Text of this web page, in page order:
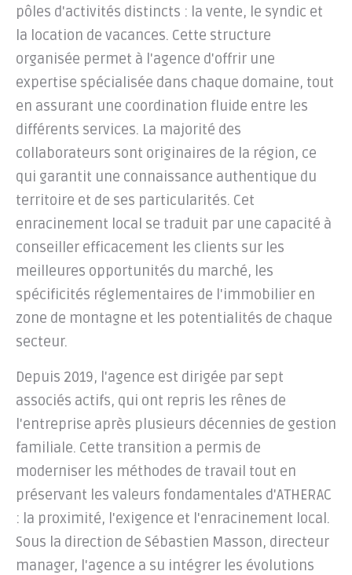
pôles d'activités distincts : la vente, le syndic et
la location de vacances. Cette structure
organisée permet à l'agence d'offrir une
expertise spécialisée dans chaque domaine, tout
en assurant une coordination fluide entre les
différents services. La majorité des
collaborateurs sont originaires de la région, ce
qui garantit une connaissance authentique du
territoire et de ses particularités. Cet
enracinement local se traduit par une capacité à
conseiller efficacement les clients sur les
meilleures opportunités du marché, les
spécificités réglementaires de l'immobilier en
zone de montagne et les potentialités de chaque
secteur.
Depuis 2019, l'agence est dirigée par sept
associés actifs, qui ont repris les rênes de
l'entreprise après plusieurs décennies de gestion
familiale. Cette transition a permis de
moderniser les méthodes de travail tout en
préservant les valeurs fondamentales d'ATHERAC
: la proximité, l'exigence et l'enracinement local.
Sous la direction de Sébastien Masson, directeur
manager, l'agence a su intégrer les évolutions